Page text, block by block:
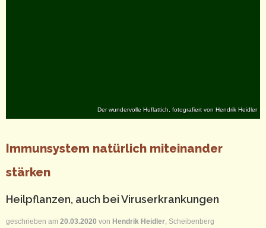
Der wundervolle Huflattich, fotografiert von Hendrik Heidler
Immunsystem natürlich miteinander
stärken
Heilpflanzen, auch bei Viruserkrankungen
geschrieben am 20.03.2020 von Hendrik Heidler, Scheibenberg